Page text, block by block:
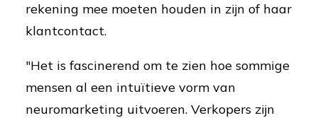
rekening mee moeten houden in zijn of haar
klantcontact.
"Het is fascinerend om te zien hoe sommige
mensen al een intuïtieve vorm van
neuromarketing uitvoeren. Verkopers zijn